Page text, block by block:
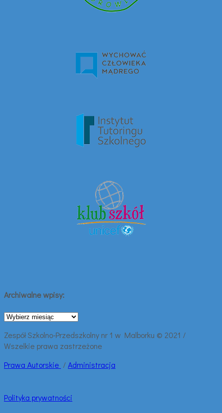
Archiwalne wpisy:
Archiwalne
Zespół Szkolno-Przedszkolny nr 1 w Malborku © 2021 /
Wszelkie prawa zastrzeżone
Prawa Autorskie /Administracja
Polityka prywatności